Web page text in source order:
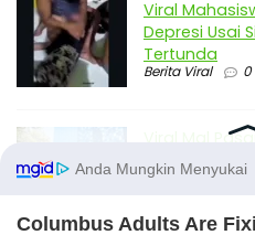
Viral
Depresi Usai
Tertunda
Berita Viral 0
Viral Mal
Demo
Aman dan
Berita Viral 1